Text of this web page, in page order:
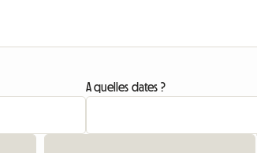
A quelles dates ?